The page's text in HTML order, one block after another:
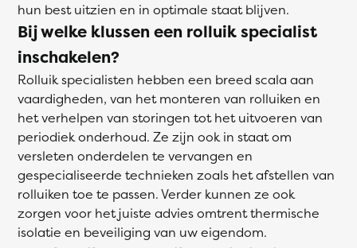
hun best uitzien en in optimale staat blijven.
Bij welke klussen een rolluik specialist
inschakelen?
Rolluik specialisten hebben een breed scala aan
vaardigheden, van het monteren van rolluiken en
het verhelpen van storingen tot het uitvoeren van
periodiek onderhoud. Ze zijn ook in staat om
versleten onderdelen te vervangen en
gespecialiseerde technieken zoals het afstellen van
rolluiken toe te passen. Verder kunnen ze ook
zorgen voor het juiste advies omtrent thermische
isolatie en beveiliging van uw eigendom.